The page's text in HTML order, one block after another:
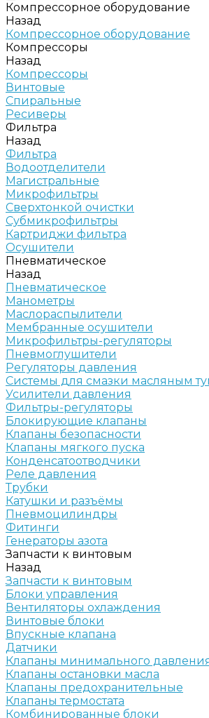
Компрессорное оборудование
Назад
Компрессорное оборудование
Компрессоры
Назад
Компрессоры
Винтовые
Спиральные
Ресиверы
Фильтра
Назад
Фильтра
Водоотделители
Магистральные
Микрофильтры
Сверхтонкой очистки
Субмикрофильтры
Картриджи фильтра
Осушители
Пневматическое
Назад
Пневматическое
Манометры
Маслораспылители
Мембранные осушители
Микрофильтры-регуляторы
Пневмоглушители
Регуляторы давления
Системы для смазки масляным
Усилители давления
Фильтры-регуляторы
Блокирующие клапаны
Клапаны безопасности
Клапаны мягкого пуска
Конденсатоотводчики
Реле давления
Трубки
Катушки и разъёмы
Пневмоцилиндры
Фитинги
Генераторы азота
Запчасти к винтовым
Назад
Запчасти к винтовым
Блоки управления
Вентиляторы охлаждения
Винтовые блоки
Впускные клапана
Датчики
Клапаны минимального
Клапаны остановки масла
Клапаны предохранительные
Клапаны термостата
Комбинированные блоки